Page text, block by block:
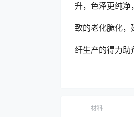
升，色泽更纯净
致的老化脆化，
纤生产的得力助
材料